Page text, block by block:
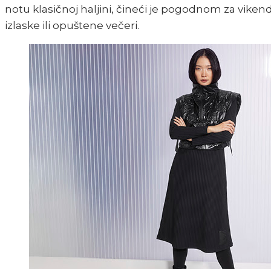
notu klasičnoj haljini, čineći je pogodnom za
izlaske ili opuštene večeri.